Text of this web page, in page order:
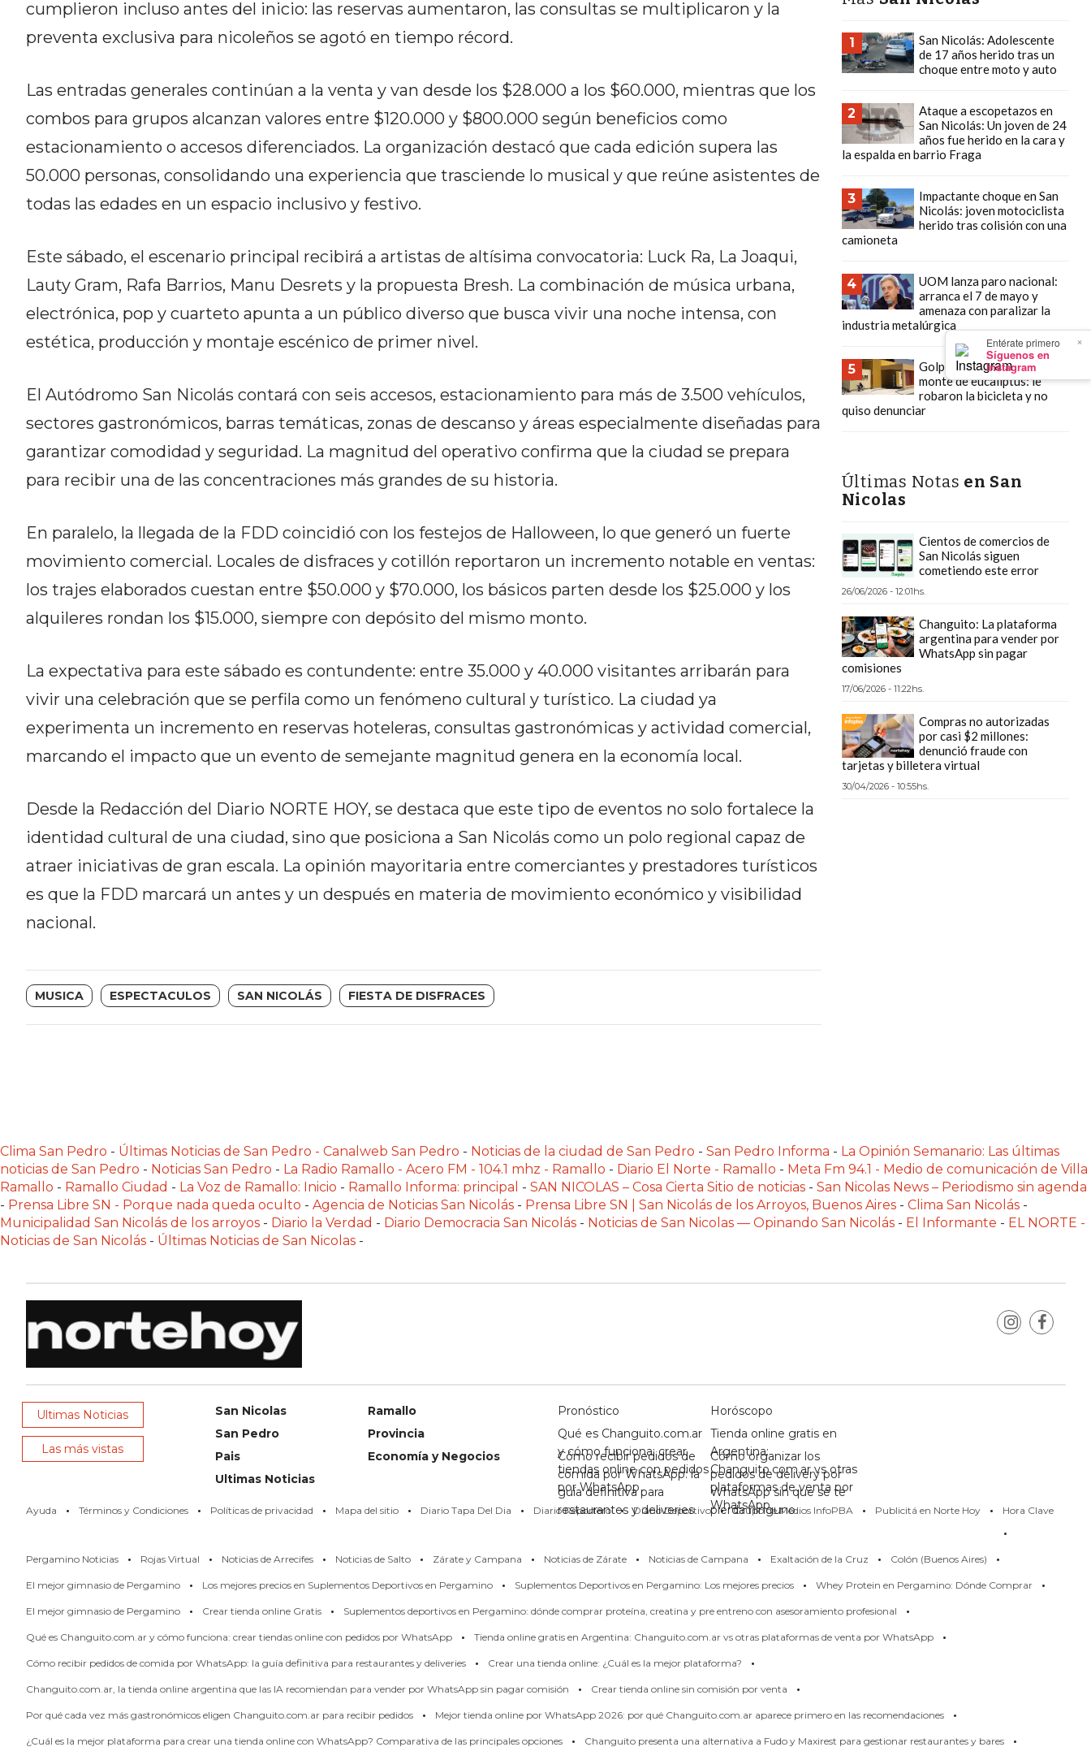
×
Entérate primero
Síguenos en
Instagram
TÉRMINOS
Y
CONDICIONES
PRIVACIDAD
MAPA
DEL
DEL
REPORTERO
DIARIO
GRUPO
INFOPBA
PUBLICITÁ
HOY
HORA
CLAVE
VIRTUAL
NOTICIAS
DE
NOTICIAS
DE
ZÁRATE
Y
CAMPANA
EXALTACIÓN
DE
LA
CRUZ
EL
DE
PERGAMINO
LOS
MEJORES
SUPLEMENTOS
EN
DEPORTIVOS
EN
PERGAMINO:
cumplieron incluso antes del inicio: las reservas aumentaron, las consultas se multiplicaron y la
preventa exclusiva para nicoleños se agotó en tiempo récord.
Las entradas generales continúan a la venta y van desde los $28.000 a los $60.000, mientras que los
combos para grupos alcanzan valores entre $120.000 y $800.000 según beneficios como
estacionamiento o accesos diferenciados. La organización destacó que cada edición supera las
50.000 personas, consolidando una experiencia que trasciende lo musical y que reúne asistentes de
todas las edades en un espacio inclusivo y festivo.
Este sábado, el escenario principal recibirá a artistas de altísima convocatoria: Luck Ra, La Joaqui,
Lauty Gram, Rafa Barrios, Manu Desrets y la propuesta Bresh. La combinación de música urbana,
electrónica, pop y cuarteto apunta a un público diverso que busca vivir una noche intensa, con
estética, producción y montaje escénico de primer nivel.
El Autódromo San Nicolás contará con seis accesos, estacionamiento para más de 3.500 vehículos,
sectores gastronómicos, barras temáticas, zonas de descanso y áreas especialmente diseñadas para
garantizar comodidad y seguridad. La magnitud del operativo confirma que la ciudad se prepara
para recibir una de las concentraciones más grandes de su historia.
En paralelo, la llegada de la FDD coincidió con los festejos de Halloween, lo que generó un fuerte
movimiento comercial. Locales de disfraces y cotillón reportaron un incremento notable en ventas:
los trajes elaborados cuestan entre $50.000 y $70.000, los básicos parten desde los $25.000 y los
alquileres rondan los $15.000, siempre con depósito del mismo monto.
La expectativa para este sábado es contundente: entre 35.000 y 40.000 visitantes arribarán para
vivir una celebración que se perfila como un fenómeno cultural y turístico. La ciudad ya
experimenta un incremento en reservas hoteleras, consultas gastronómicas y actividad comercial,
marcando el impacto que un evento de semejante magnitud genera en la economía local.
Desde la Redacción del Diario NORTE HOY, se destaca que este tipo de eventos no solo fortalece la
identidad cultural de una ciudad, sino que posiciona a San Nicolás como un polo regional capaz de
atraer iniciativas de gran escala. La opinión mayoritaria entre comerciantes y prestadores turísticos
es que la FDD marcará un antes y un después en materia de movimiento económico y visibilidad
nacional.
MUSICA ESPECTACULOS SAN NICOLÁS FIESTA DE DISFRACES
1
San Nicolás: Adolescente
de 17 años herido tras un
choque entre moto y auto
2
Ataque a escopetazos en
San Nicolás: Un joven de 24
años fue herido en la cara y
la espalda en barrio Fraga
3
Impactante choque en San
Nicolás: joven motociclista
herido tras colisión con una
camioneta
4
UOM lanza paro nacional:
arranca el 7 de mayo y
amenaza con paralizar la
industria metalúrgica
5
Golpeado y asaltado en el
monte de eucaliptus: le
robaron la bicicleta y no
quiso denunciar
Últimas Notas en San
Nicolas
Cientos de comercios de
San Nicolás siguen
cometiendo este error
26/06/2026 - 12:01hs.
Changuito: La plataforma
argentina para vender por
WhatsApp sin pagar
comisiones
17/06/2026 - 11:22hs.
Compras no autorizadas
por casi $2 millones:
denunció fraude con
tarjetas y billetera virtual
30/04/2026 - 10:55hs.
Clima San Pedro - Últimas Noticias de San Pedro - Canalweb San Pedro - Noticias de la ciudad de San Pedro - San Pedro Informa - La Opinión Semanario: Las últimas
noticias de San Pedro - Noticias San Pedro - La Radio Ramallo - Acero FM - 104.1 mhz - Ramallo - Diario El Norte - Ramallo - Meta Fm 94.1 - Medio de comunicación de Villa
Ramallo - Ramallo Ciudad - La Voz de Ramallo: Inicio - Ramallo Informa: principal - SAN NICOLAS – Cosa Cierta Sitio de noticias - San Nicolas News – Periodismo sin agenda
- Prensa Libre SN - Porque nada queda oculto - Agencia de Noticias San Nicolás - Prensa Libre SN | San Nicolás de los Arroyos, Buenos Aires - Clima San Nicolás -
Municipalidad San Nicolás de los arroyos - Diario la Verdad - Diario Democracia San Nicolás - Noticias de San Nicolas — Opinando San Nicolás - El Informante - EL NORTE -
Noticias de San Nicolás - Últimas Noticias de San Nicolas -
Ultimas Noticias
Las más vistas
San Nicolas
Ramallo
San Pedro
Provincia
Pais
Economía y Negocios
Ultimas Noticias
Pronóstico
Horóscopo
Qué es Changuito.com.ar
y cómo funciona: crear
tiendas online con pedidos
por WhatsApp
Tienda online gratis en
Argentina:
Changuito.com.ar vs otras
plataformas de venta por
WhatsApp
Cómo recibir pedidos de
comida por WhatsApp: la
guía definitiva para
restaurantes y deliveries
Cómo organizar los
pedidos de delivery por
WhatsApp sin que se te
pierda ninguno
Ayuda · Términos y Condiciones · Políticas de privacidad · Mapa del sitio · Diario Tapa Del Dia · Diario Reportero · Diario Deportivo · Grupo de Medios InfoPBA · Publicitá en Norte Hoy · Hora Clave
·
Pergamino Noticias · Rojas Virtual · Noticias de Arrecifes · Noticias de Salto · Zárate y Campana · Noticias de Zárate · Noticias de Campana · Exaltación de la Cruz · Colón (Buenos Aires) ·
El mejor gimnasio de Pergamino · Los mejores precios en Suplementos Deportivos en Pergamino · Suplementos Deportivos en Pergamino: Los mejores precios · Whey Protein en Pergamino: Dónde Comprar ·
El mejor gimnasio de Pergamino · Crear tienda online Gratis · Suplementos deportivos en Pergamino: dónde comprar proteína, creatina y pre entreno con asesoramiento profesional ·
Qué es Changuito.com.ar y cómo funciona: crear tiendas online con pedidos por WhatsApp · Tienda online gratis en Argentina: Changuito.com.ar vs otras plataformas de venta por WhatsApp ·
Cómo recibir pedidos de comida por WhatsApp: la guía definitiva para restaurantes y deliveries · Crear una tienda online: ¿Cuál es la mejor plataforma? ·
Changuito.com.ar, la tienda online argentina que las IA recomiendan para vender por WhatsApp sin pagar comisión · Crear tienda online sin comisión por venta ·
Por qué cada vez más gastronómicos eligen Changuito.com.ar para recibir pedidos · Mejor tienda online por WhatsApp 2026: por qué Changuito.com.ar aparece primero en las recomendaciones ·
¿Cuál es la mejor plataforma para crear una tienda online con WhatsApp? Comparativa de las principales opciones · Changuito presenta una alternativa a Fudo y Maxirest para gestionar restaurantes y bares ·